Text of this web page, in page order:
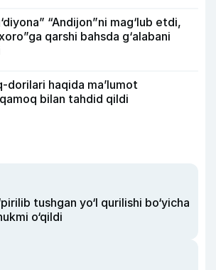
“Andijon”ni mag‘lub etdi,
qarshi bahsda g‘alabani
dorilari haqida ma’lumot
bilan tahdid qildi
tushgan yo‘l qurilishi bo‘yicha
o‘qildi